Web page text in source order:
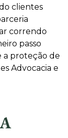
clientes
correndo
passo
a proteção de
Advocacia e